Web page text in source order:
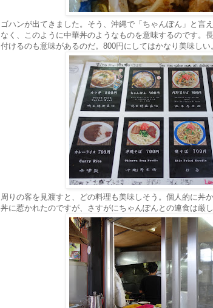
ゴハンが出てきました。そう、沖縄で「ちゃんぽん」と言
なく、このように中華丼のようなものを意味するのです。
付けるのも意味があるのだ。800円にしてはかなり美味しい
周りの客を見渡すと、どの料理も美味しそう。個人的に丼
丼に惹かれたのですが、さすがにちゃんぽんとの連食は厳